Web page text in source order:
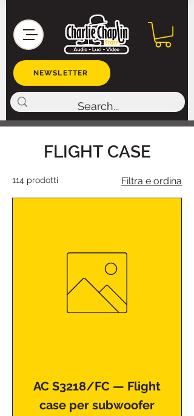
NEWSLETTER
FLIGHT CASE
114 prodotti Filtra e ordina
AC S3218/FC — Flight
case per subwoofer